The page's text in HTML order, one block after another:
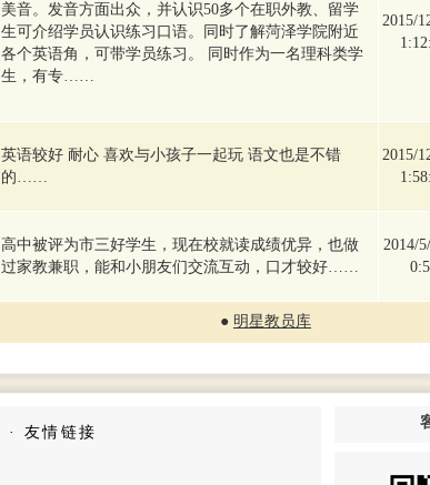
美音。发音方面出众，并认识50多个在职外教、留学
生可介绍学员认识练习口语。同时了解菏泽学院附近
各个英语角，可带学员练习。 同时作为一名理科类学
生，有专……
2015/
英语较好 耐心 喜欢与小孩子一起玩 语文也是不错
的……
2015/
高中被评为市三好学生，现在校就读成绩优异，也做
过家教兼职，能和小朋友们交流互动，口才较好……
2014/
● 明星教员库
· 友情链接